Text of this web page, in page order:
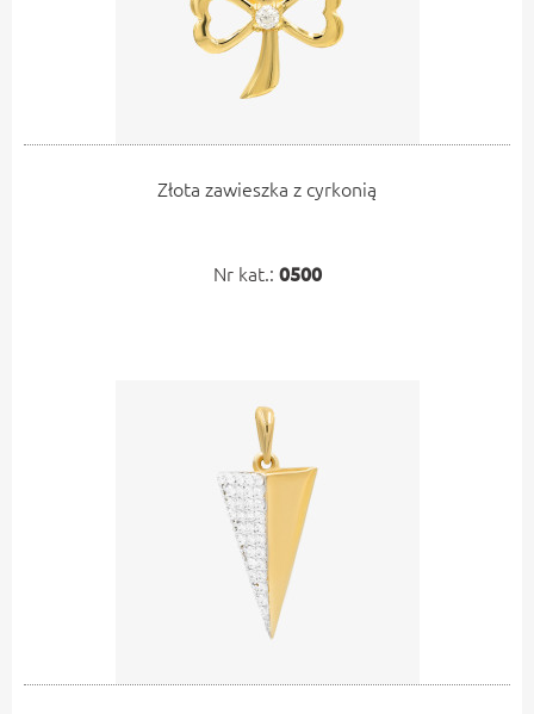
Złota zawieszka z cyrkonią
Nr kat.: 0500